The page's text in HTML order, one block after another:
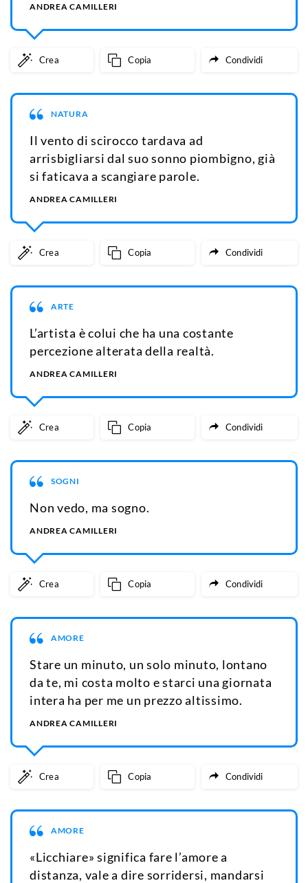
ANDREA CAMILLERI
Crea Copia Condividi
NATURA
Il vento di scirocco tardava ad
arrisbigliarsi dal suo sonno piombigno, già
si faticava a scangiare parole.
ANDREA CAMILLERI
Crea Copia Condividi
ARTE
L’artista è colui che ha una costante
percezione alterata della realtà.
ANDREA CAMILLERI
Crea Copia Condividi
SOGNI
Non vedo, ma sogno.
ANDREA CAMILLERI
Crea Copia Condividi
AMORE
Stare un minuto, un solo minuto, lontano
da te, mi costa molto e starci una giornata
intera ha per me un prezzo altissimo.
ANDREA CAMILLERI
Crea Copia Condividi
AMORE
«Licchiare» significa fare l’amore a
distanza, vale a dire sorridersi, mandarsi